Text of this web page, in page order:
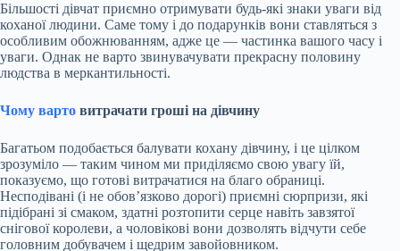
Більшості дівчат приємно отримувати будь-які знаки уваги від
коханоїлюдини. Саме тому і до подарунків вони ставляться з
особливим обожнюванням, адже це — частинка вашого часу і
уваги. Однак не варто звинувачувати прекрасну половину
людства в меркантильності.
Чому варто витрачати гроші на дівчину
Багатьом подобається балувати кохану дівчину, і це цілком
зрозуміло — таким чином ми приділяємо свою увагу їй,
показуємо, що готові витрачатися на благо обраниці.
Несподівані (і не обов’язково дорогі) приємні сюрпризи, які
підібрані зі смаком, здатні розтопити серце навіть завзятої
снігової королеви, а чоловікові вони дозволять відчути себе
головним добувачем і щедрим завойовником.